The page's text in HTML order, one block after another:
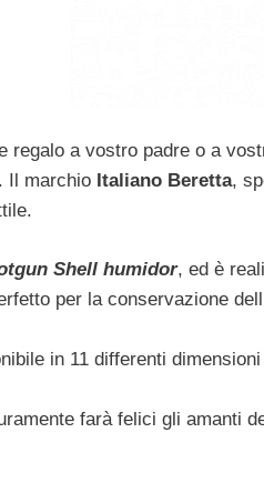
regalo a vostro padre o a
Il marchio Italiano Beretta,
Shell humidor, ed è
per la conservazione
in 11 differenti
farà felici gli amanti